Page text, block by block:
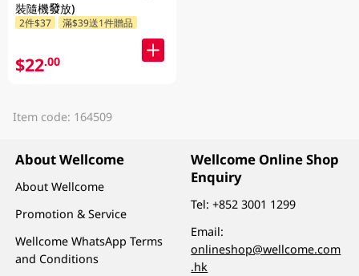
裝隨機發放)
2件$37 滿$39送1件贈品
$22.00
Item code: 164509
About Wellcome
About Wellcome
Promotion & Service
Wellcome WhatsApp Terms
and Conditions
Wellcome Online Shop
Enquiry
Tel:+852 3001 1299
Email:
onlineshop@wellcome.com
.hk